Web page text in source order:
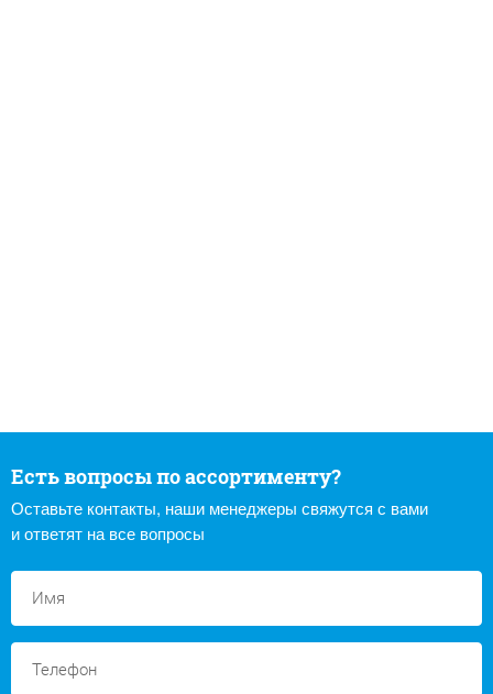
Есть вопросы по ассортименту?
Оставьте контакты, наши менеджеры свяжутся с вами
и ответят на все вопросы